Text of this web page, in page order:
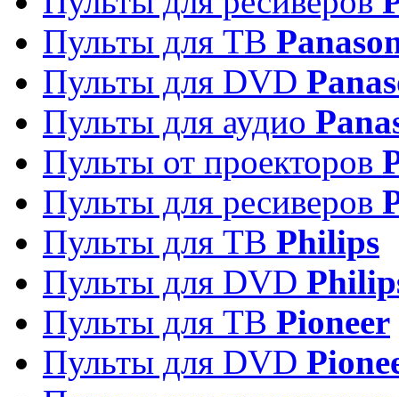
Пульты для ТВ
Пульты для DVD
Пульты для аудио
Пульты от проекторов
Пульты для ресиверов
Пульты для ТВ Philips
Пульты для DVD
Пульты для ТВ Pioneer
Пульты для DVD